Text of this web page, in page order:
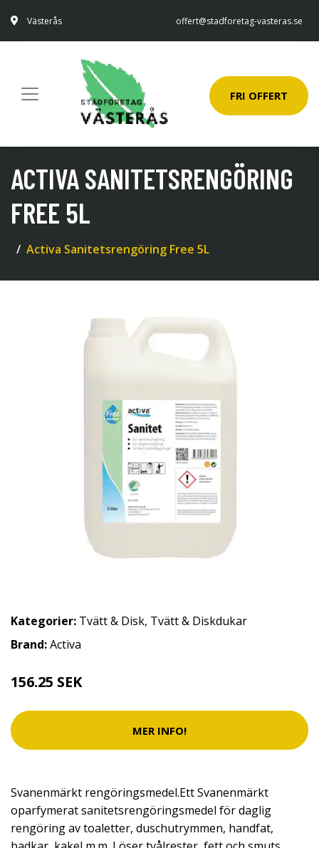
Västerås offert@stadforetag-vasteras.se
FRI OFFERT
ACTIVA SANITETSRENGÖRING
FREE 5L
Activa Sanitetsrengöring Free 5L
Kategorier: Tvätt & Disk, Tvätt & Diskdukar
Brand:Activa
156.25 SEK
MER INFO!
Svanenmärkt rengöringsmedel.Ett Svanenmärkt
oparfymerat sanitetsrengöringsmedel för daglig
rengöring av toaletter, duschutrymmen, handfat,